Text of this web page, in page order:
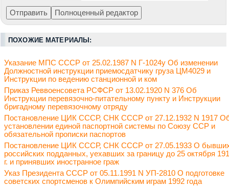
ПОХОЖИЕ МАТЕРИАЛЫ:
Указание МПС СССР от 25.02.1987 N Г-1024у Об изменении
Должностной инструкции приемосдатчику груза ЦМ4029 и
Инструкции по ведению станционной и ком
Приказ Реввоенсовета РСФСР от 13.02.1920 N 376 Об
Инструкции перевязочно-питательному пункту и Инструкции
бригадному перевязочному отряду
Постановление ЦИК СССР, СНК СССР от 27.12.1932 N 1917
установлении единой паспортной системы по Союзу ССР и
обязательной прописки паспортов
Постановление ЦИК СССР, СНК СССР от 27.05.1933 О
российских подданных, уехавших за границу до 25 октября
г. и принявших иностранное граж
Указ Президента СССР от 05.11.1991 N УП-2810 О подготовке
советских спортсменов к Олимпийским играм 1992 года